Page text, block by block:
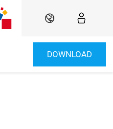
DE
DOWNLOAD